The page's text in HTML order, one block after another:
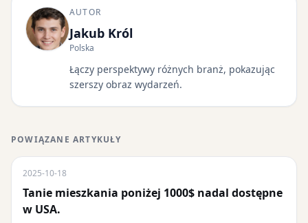
AUTOR
Jakub Król
Polska
Łączy perspektywy różnych branż, pokazując
szerszy obraz wydarzeń.
POWIĄZANE ARTYKUŁY
2025-10-18
Tanie mieszkania poniżej 1000$ nadal dostępne
w USA.